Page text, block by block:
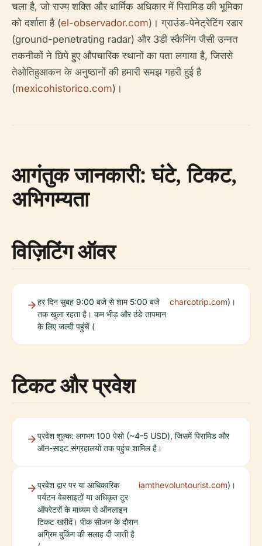
चला है, जो राज्य शक्ति और धार्मिक अधिकार में पिरामिड की भूमिका
को दर्शाता है (el-observador.com)। ग्राउंड-पेनेट्रेटिंग रडार
(ground-penetrating radar) और 3डी स्कैनिंग जैसी उन्नत
तकनीकों ने छिपे हुए औपचारिक स्थानों का पता लगाया है, जिससे
तेओतिहुआकन के अनुष्ठानों की हमारी समझ गहरी हुई है
(mexicohistorico.com)।
आगंतुक जानकारी: घंटे, टिकट,
अभिगम्यता
विज़िटिंग ऑवर
हर दिन सुबह 9:00 बजे से शाम 5:00 बजे
तक खुला रहता है। कम भीड़ और ठंडे तापमान
के लिए जल्दी पहुंचें (
charcotrip.com)।
टिकट और प्रवेश
प्रवेश शुल्क: लगभग 100 पेसो (~4-5 USD), जिसमें पिरामिड और
ऑन-साइट संग्रहालयों तक पहुंच शामिल है।
प्रवेश द्वार पर या आधिकारिक
पर्यटन वेबसाइटों या अधिकृत टूर
ऑपरेटरों के माध्यम से ऑनलाइन
टिकट खरीदें। पीक सीजन के दौरान
अग्रिम बुकिंग की सलाह दी जाती है
iamthevoluntourist.com)।